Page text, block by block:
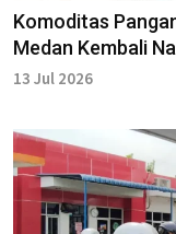
Komoditas
Medan Kembali
13 Jul 2026